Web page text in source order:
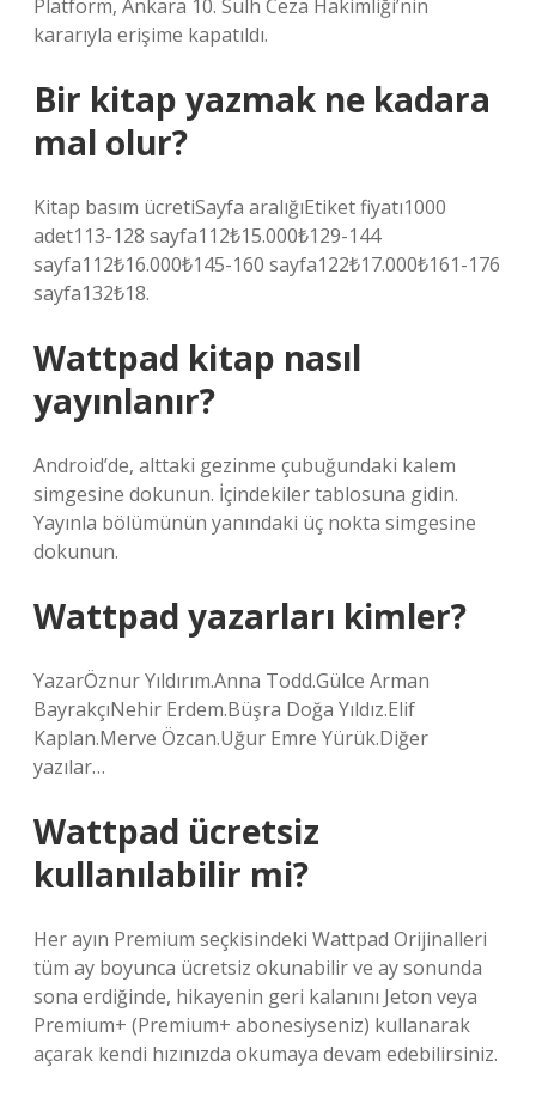
Platform, Ankara 10. Sulh Ceza Hakimliği’nin
kararıyla erişime kapatıldı.
Bir kitap yazmak ne kadara
mal olur?
Kitap basım ücretiSayfa aralığıEtiket fiyatı1000
adet113-128 sayfa112₺15.000₺129-144
sayfa112₺16.000₺145-160 sayfa122₺17.000₺161-176
sayfa132₺18.
Wattpad kitap nasıl
yayınlanır?
Android’de, alttaki gezinme çubuğundaki kalem
simgesine dokunun. İçindekiler tablosuna gidin.
Yayınla bölümünün yanındaki üç nokta simgesine
dokunun.
Wattpad yazarları kimler?
YazarÖznur Yıldırım.Anna Todd.Gülce Arman
BayrakçıNehir Erdem.Büşra Doğa Yıldız.Elif
Kaplan.Merve Özcan.Uğur Emre Yürük.Diğer
yazılar…
Wattpad ücretsiz
kullanılabilir mi?
Her ayın Premium seçkisindeki Wattpad Orijinalleri
tüm ay boyunca ücretsiz okunabilir ve ay sonunda
sona erdiğinde, hikayenin geri kalanını Jeton veya
Premium+ (Premium+ abonesiyseniz) kullanarak
açarak kendi hızınızda okumaya devam edebilirsiniz.